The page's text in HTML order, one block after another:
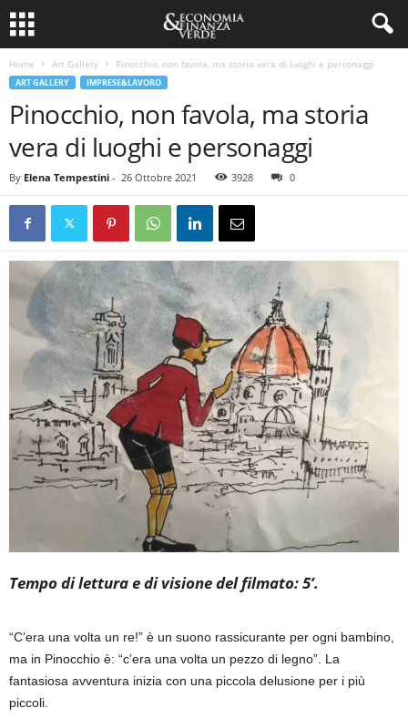
Home Art Gallery Pinocchio, non favola, ma storia vera di luoghi e personaggi
ART GALLERY IMPRESE&LAVORO
Pinocchio, non favola, ma storia
vera di luoghi e personaggi
By Elena Tempestini - 26 Ottobre 2021 3928 0
Tempo di lettura e di visione del filmato: 5’.
“C’era una volta un re!” è un suono rassicurante per ogni bambino,
ma in Pinocchio è: “c’era una volta un pezzo di legno”. La
fantasiosa avventura inizia con una piccola delusione per i più
piccoli.